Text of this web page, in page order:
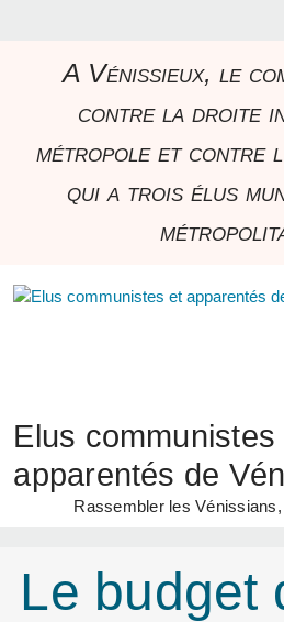
A Vénissieux, le
contre la droite
métropole et contre
qui a trois élus
Elus communistes
apparentés de
Rassembler les
Le budget